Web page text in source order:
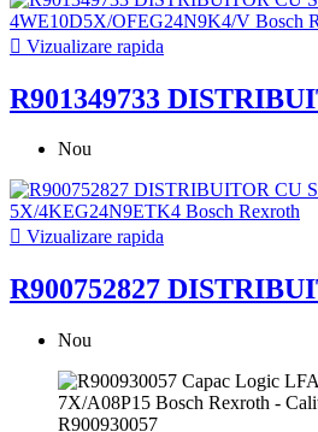
 Vizualizare rapida
R901349733
Nou
 Vizualizare rapida
R900752827
Nou
R900930057